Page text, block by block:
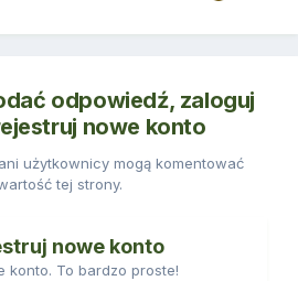
odpowiedź, zaloguj
nowe konto
użytkownicy mogą komentować
tej strony.
nowe konto
konto. To bardzo proste!